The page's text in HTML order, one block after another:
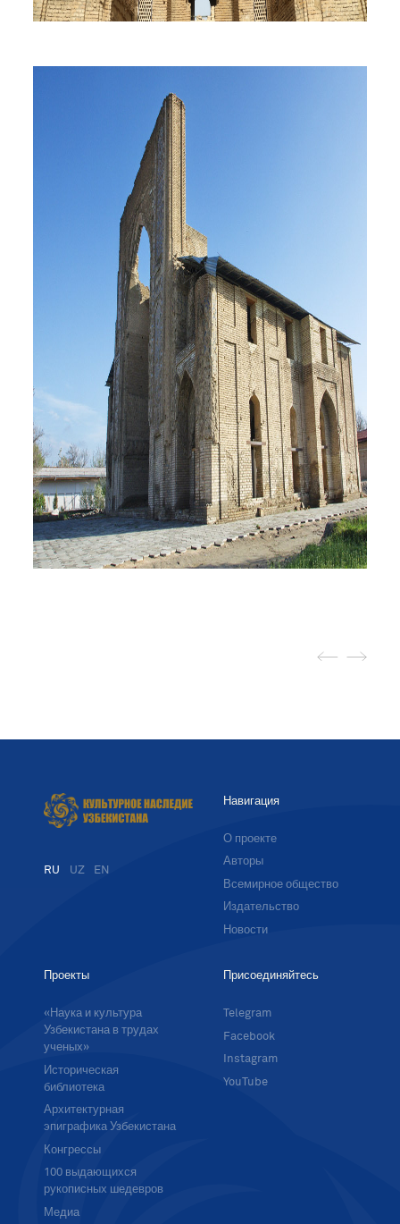
RU UZ EN
Навигация
О проекте
Авторы
Всемирное общество
Издательство
Новости
Проекты
«Наука и культура
Узбекистана в трудах
ученых»
Историческая
библиотека
Архитектурная
эпиграфика Узбекистана
Конгрессы
100 выдающихся
рукописных шедевров
Медиа
Присоединяйтесь
Telegram
Facebook
Instagram
YouTube